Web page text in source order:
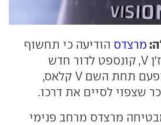
מרצדס הודיעה כי תחשוף
בחודש הבא את הויז'ן V, קונספט לדור חדש
למסחרי החשמלי, הפעם תחת השם V קלאס,
שצפוי לסיים את דרכו.
מרצדס מרחב פנימי